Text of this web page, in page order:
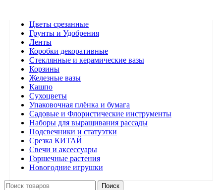
Цветы срезанные
Грунты и Удобрения
Ленты
Коробки декоративные
Стеклянные и керамические вазы
Корзины
Железные вазы
Кашпо
Сухоцветы
Упаковочная плёнка и бумага
Садовые и Флористические инструменты
Наборы для выращивания рассады
Подсвечники и статуэтки
Срезка КИТАЙ
Свечи и аксессуары
Горшечные растения
Новогодние игрушки
Поиск